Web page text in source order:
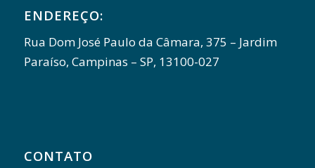
ENDEREÇO:
Rua Dom José Paulo da Câmara, 375 – Jardim
Paraíso, Campinas – SP, 13100-027
CONTATO